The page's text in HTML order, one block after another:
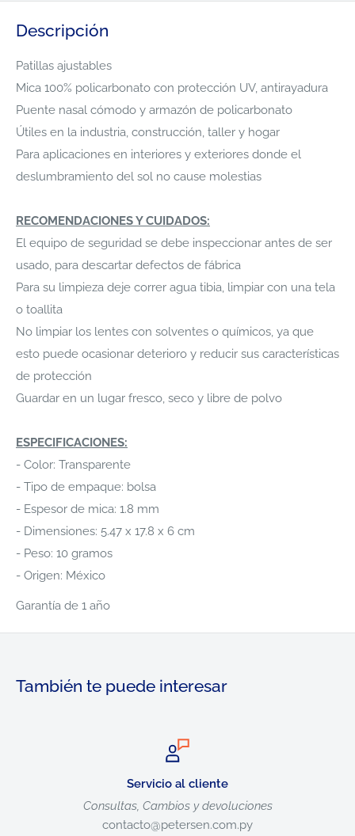
Descripción
Patillas ajustables
Mica 100% policarbonato con protección UV, antirayadura
Puente nasal cómodo y armazón de policarbonato
Útiles en la industria, construcción, taller y hogar
Para aplicaciones en interiores y exteriores donde el
deslumbramiento del sol no cause molestias
RECOMENDACIONES Y CUIDADOS:
El equipo de seguridad se debe inspeccionar antes de ser
usado, para descartar defectos de fábrica
Para su limpieza deje correr agua tibia, limpiar con una tela
o toallita
No limpiar los lentes con solventes o químicos, ya que
esto puede ocasionar deterioro y reducir sus características
de protección
Guardar en un lugar fresco, seco y libre de polvo
ESPECIFICACIONES:
- Color: Transparente
- Tipo de empaque: bolsa
- Espesor de mica: 1.8 mm
- Dimensiones: 5.47 x 17.8 x 6 cm
- Peso: 10 gramos
- Origen: México
Garantía de 1 año
También te puede interesar
Servicio al cliente
Consultas, Cambios y devoluciones
contacto@petersen.com.py